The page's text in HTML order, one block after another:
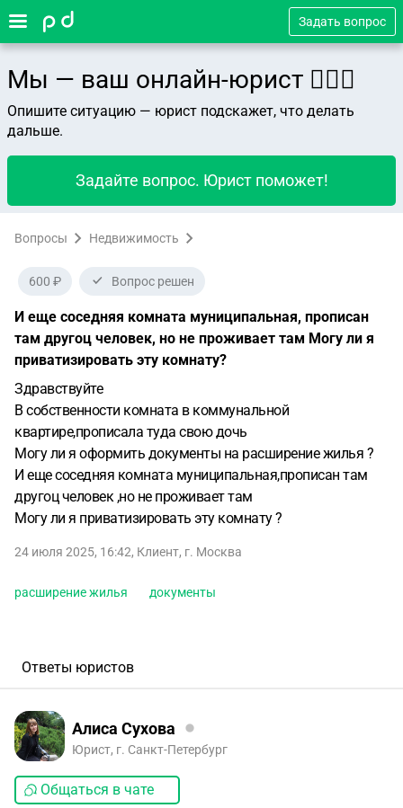
Задать вопрос
Мы — ваш онлайн-юрист 👨🏻‍⚖️
Опишите ситуацию — юрист подскажет, что делать
дальше.
Задайте вопрос. Юрист поможет!
Вопросы Недвижимость
600 ₽ Вопрос решен
И еще соседняя комната муниципальная, прописан
там другоц человек, но не проживает там Могу ли я
приватизировать эту комнату?
Здравствуйте
В собственности комната в коммунальной
квартире,прописала туда свою дочь
Могу ли я оформить документы на расширение жилья ?
И еще соседняя комната муниципальная,прописан там
другоц человек ,но не проживает там
Могу ли я приватизировать эту комнату ?
24 июля 2025, 16:42, Клиент, г. Москва
расширение жилья документы
Ответы юристов
Алиса Сухова
Юрист, г. Санкт-Петербург
Общаться в чате